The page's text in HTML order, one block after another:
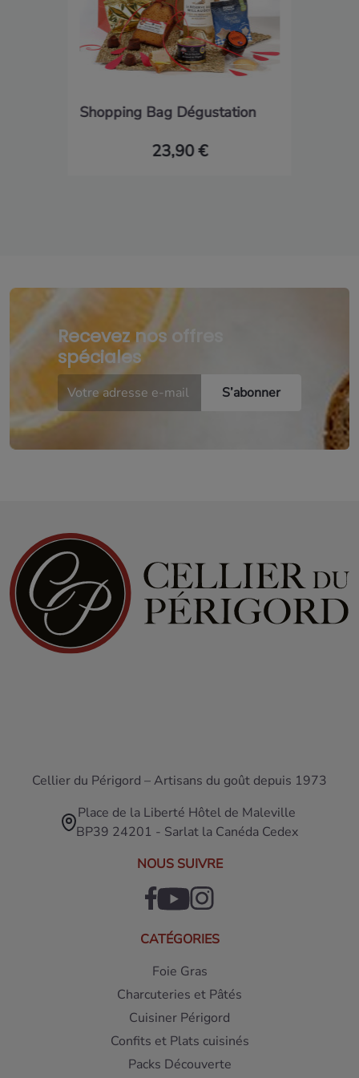
Shopping Bag Dégustation
23,90 €
Recevez nos offres
spéciales
Cellier du Périgord – Artisans du goût depuis 1973
Place de la Liberté Hôtel de Maleville
BP39 24201 - Sarlat la Canéda Cedex
NOUS SUIVRE
CATÉGORIES
Foie Gras
Charcuteries et Pâtés
Cuisiner Périgord
Confits et Plats cuisinés
Packs Découverte